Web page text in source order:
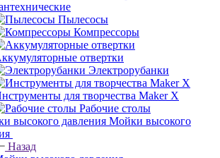
Пылесосы
Компрессоры
отвертки
Электрорубанки
для творчества Maker X
Рабочие столы
Мойки высокого
Назад